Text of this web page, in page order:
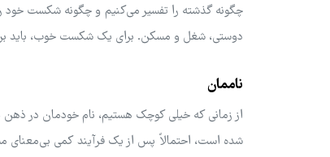
چگونه گذشته را تفسیر می‌کنیم و چگونه شکست خود
دوستی، شغل و مسکن. برای یک شکست خوب، باید
ناممان
از زمانی که خیلی کوچک هستیم، نام خودمان در ذهن
شده است، احتمالاً پس از یک فرآیند کمی بی‌معنای